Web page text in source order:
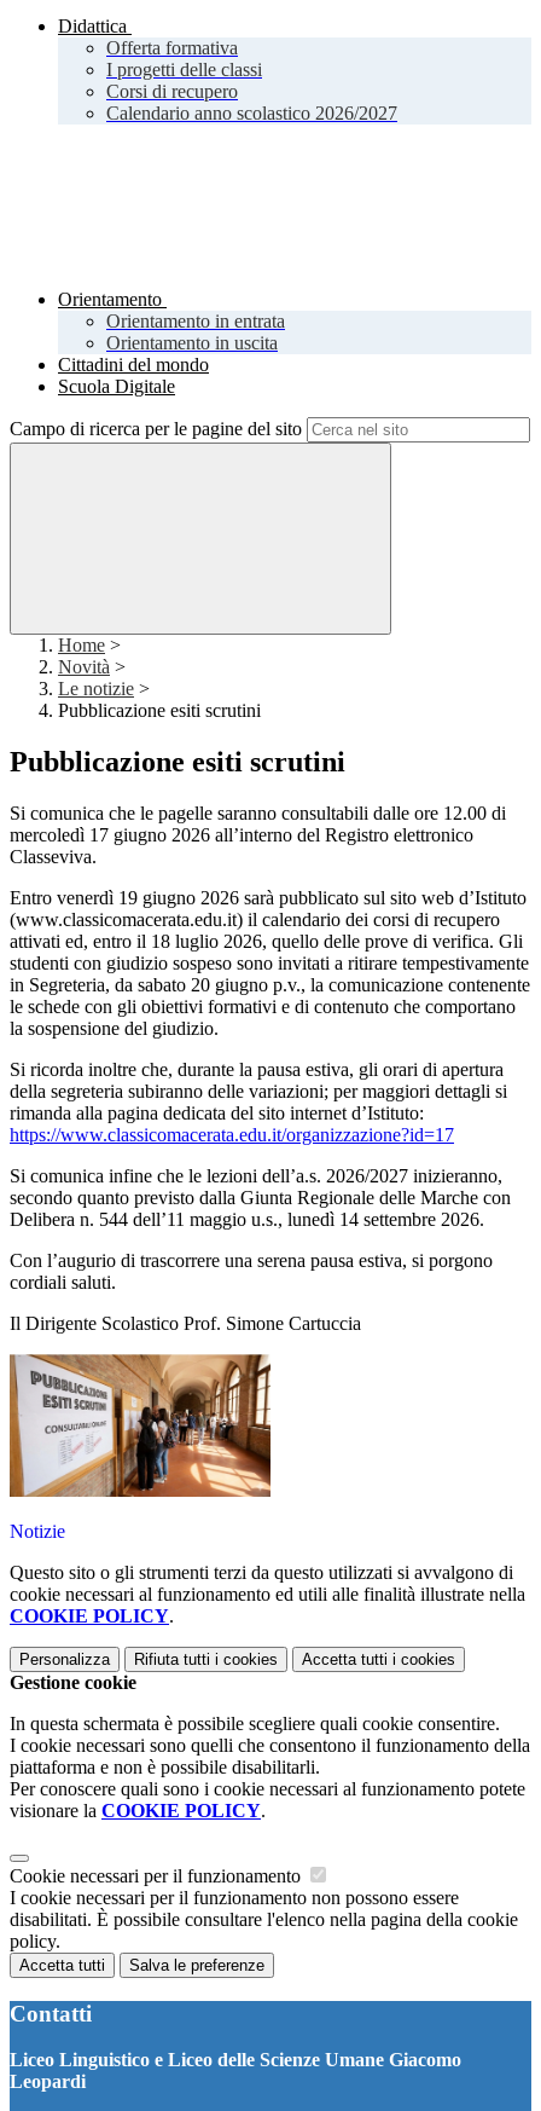
Didattica
Offerta formativa
I progetti delle classi
Corsi di recupero
Calendario anno scolastico 2026/2027
Orientamento
Orientamento in entrata
Orientamento in uscita
Cittadini del mondo
Scuola Digitale
Campo di ricerca per le pagine del sito
Home >
Novità >
Le notizie >
Pubblicazione esiti scrutini
Pubblicazione esiti scrutini
Si comunica che le pagelle saranno consultabili dalle ore 12.00 di
mercoledì 17 giugno 2026 all’interno del Registro elettronico
Classeviva.
Entro venerdì 19 giugno 2026 sarà pubblicato sul sito web d’Istituto
(www.classicomacerata.edu.it) il calendario dei corsi di recupero
attivati ed, entro il 18 luglio 2026, quello delle prove di verifica. Gli
studenti con giudizio sospeso sono invitati a ritirare tempestivamente
in Segreteria, da sabato 20 giugno p.v., la comunicazione contenente
le schede con gli obiettivi formativi e di contenuto che comportano
la sospensione del giudizio.
Si ricorda inoltre che, durante la pausa estiva, gli orari di apertura
della segreteria subiranno delle variazioni; per maggiori dettagli si
rimanda alla pagina dedicata del sito internet d’Istituto:
https://www.classicomacerata.edu.it/organizzazione?id=17
Si comunica infine che le lezioni dell’a.s. 2026/2027 inizieranno,
secondo quanto previsto dalla Giunta Regionale delle Marche con
Delibera n. 544 dell’11 maggio u.s., lunedì 14 settembre 2026.
Con l’augurio di trascorrere una serena pausa estiva, si porgono
cordiali saluti.
Il Dirigente Scolastico Prof. Simone Cartuccia
Notizie
Questo sito o gli strumenti terzi da questo utilizzati si avvalgono di
cookie necessari al funzionamento ed utili alle finalità illustrate nella
COOKIE POLICY.
Personalizza Rifiuta tutti i cookies Accetta tutti i cookies
Gestione cookie
In questa schermata è possibile scegliere quali cookie consentire.
I cookie necessari sono quelli che consentono il funzionamento della
piattaforma e non è possibile disabilitarli.
Per conoscere quali sono i cookie necessari al funzionamento potete
visionare la COOKIE POLICY.
Cookie necessari per il funzionamento
I cookie necessari per il funzionamento non possono essere
disabilitati. È possibile consultare l'elenco nella pagina della cookie
policy.
Accetta tutti Salva le preferenze
Contatti
Liceo Linguistico e Liceo delle Scienze Umane Giacomo
Leopardi